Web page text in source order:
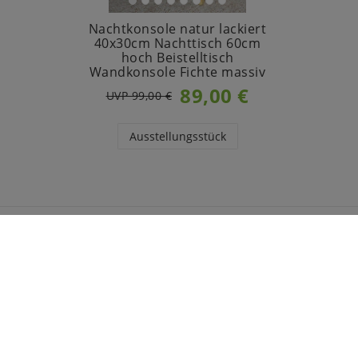
Nachtkonsole natur lackiert
40x30cm Nachttisch 60cm
hoch Beistelltisch
Wandkonsole Fichte massiv
UVP 99,00 € 89,00 €
Ausstellungsstück